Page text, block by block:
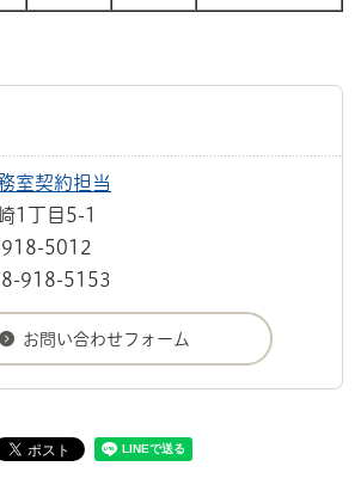
室契約担当
1丁目5-1
5012
918-5153